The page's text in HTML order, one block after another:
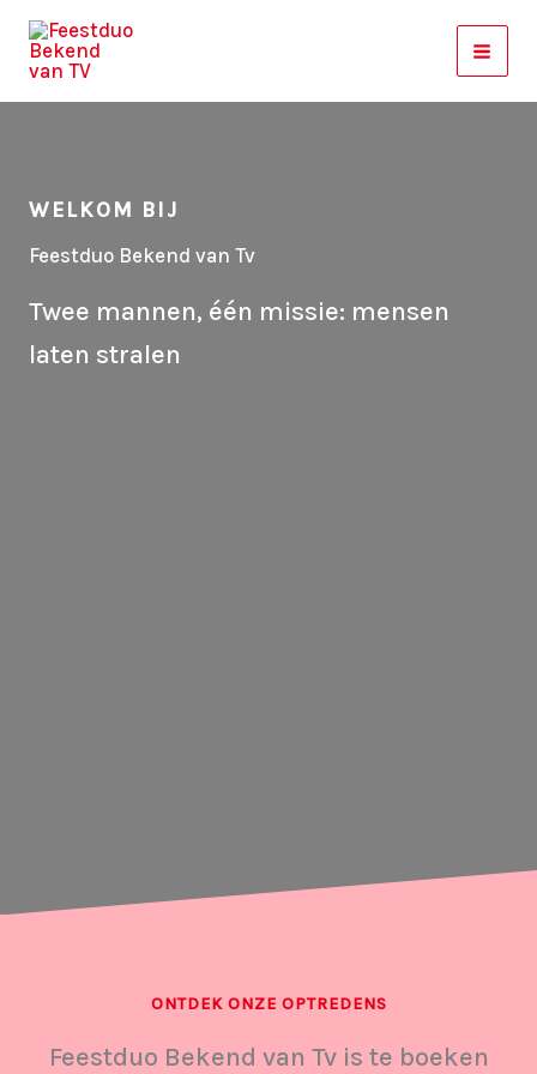
naar
WELKOM BIJ
Feestduo Bekend van Tv
Twee mannen, één missie: mensen
laten stralen
ONTDEK ONZE OPTREDENS
Feestduo Bekend van Tv is te boeken